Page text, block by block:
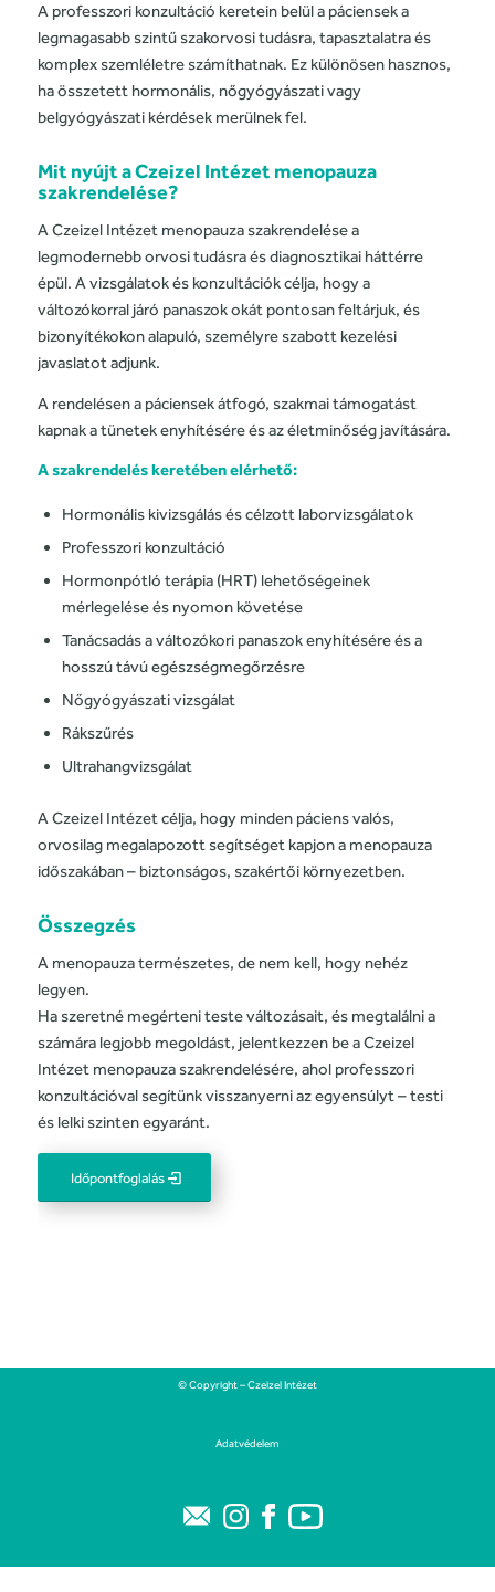
A professzori konzultáció keretein belül a páciensek a
legmagasabb szintű szakorvosi tudásra, tapasztalatra és
komplex szemléletre számíthatnak. Ez különösen hasznos,
ha összetett hormonális, nőgyógyászati vagy
belgyógyászati kérdések merülnek fel.
Mit nyújt a Czeizel Intézet menopauza
szakrendelése?
A Czeizel Intézet menopauza szakrendelése a
legmodernebb orvosi tudásra és diagnosztikai háttérre
épül. A vizsgálatok és konzultációk célja, hogy a
változókorral járó panaszok okát pontosan feltárjuk, és
bizonyítékokon alapuló, személyre szabott kezelési
javaslatot adjunk.
A rendelésen a páciensek átfogó, szakmai támogatást
kapnak a tünetek enyhítésére és az életminőség javítására.
A szakrendelés keretében elérhető:
Hormonális kivizsgálás és célzott laborvizsgálatok
Professzori konzultáció
Hormonpótló terápia (HRT) lehetőségeinek
mérlegelése és nyomon követése
Tanácsadás a változókori panaszok enyhítésére és a
hosszú távú egészségmegőrzésre
Nőgyógyászati vizsgálat
Rákszűrés
Ultrahangvizsgálat
A Czeizel Intézet célja, hogy minden páciens valós,
orvosilag megalapozott segítséget kapjon a menopauza
időszakában – biztonságos, szakértői környezetben.
Összegzés
A menopauza természetes, de nem kell, hogy nehéz
legyen.
Ha szeretné megérteni teste változásait, és megtalálni a
számára legjobb megoldást, jelentkezzen be a Czeizel
Intézet menopauza szakrendelésére, ahol professzori
konzultációval segítünk visszanyerni az egyensúlyt – testi
és lelki szinten egyaránt.
Időpontfoglalás
© Copyright – Czeizel Intézet
Adatvédelem